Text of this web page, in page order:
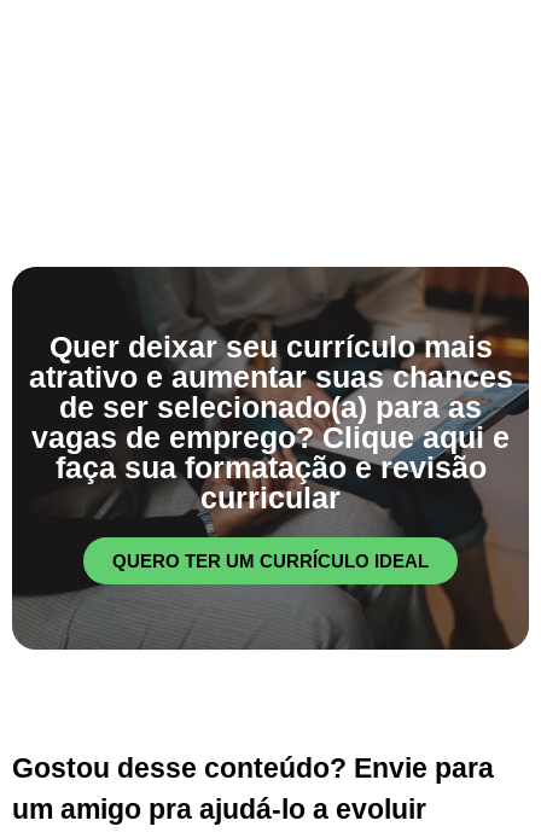
Quer deixar seu currículo mais
atrativo e aumentar suas chances
de ser selecionado(a) para as
vagas de emprego? Clique aqui e
faça sua formatação e revisão
curricular
QUERO TER UM CURRÍCULO IDEAL
Gostou desse conteúdo? Envie para
um amigo pra ajudá-lo a evoluir